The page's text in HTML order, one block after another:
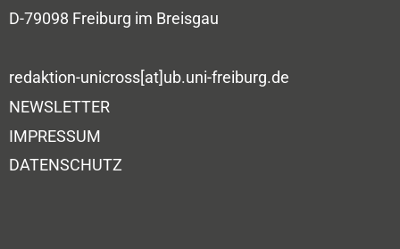
D-79098 Freiburg im Breisgau
redaktion-unicross[at]ub.uni-freiburg.de
NEWSLETTER
IMPRESSUM
DATENSCHUTZ